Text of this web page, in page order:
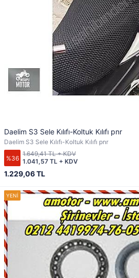
Daelim S3 Sele Kılıfı-Koltuk Kılıfı pnr
Daelim S3 Sele Kılıfı-Koltuk Kılıfı pnr
%36
1.229,06 TL
1.041,57 TL + KDV
1.649,41 TL + KDV